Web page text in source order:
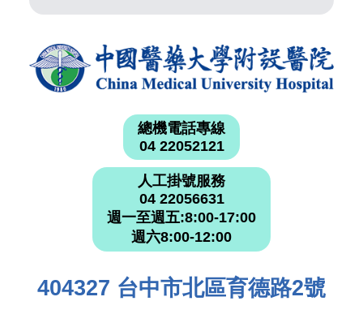
總機電話專線
04 22052121
人工掛號服務
04 22056631
週一至週五:8:00-17:00
週六8:00-12:00
404327 台中市北區育德路2號